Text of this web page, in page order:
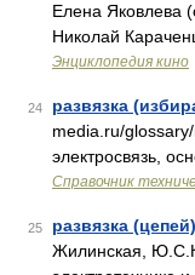
Елена Яковлева
Николай
Энциклопедия кино
24 развязка
media.ru/
электросвязь,
Справочник
25 развязка (цепей)
Жилинская,